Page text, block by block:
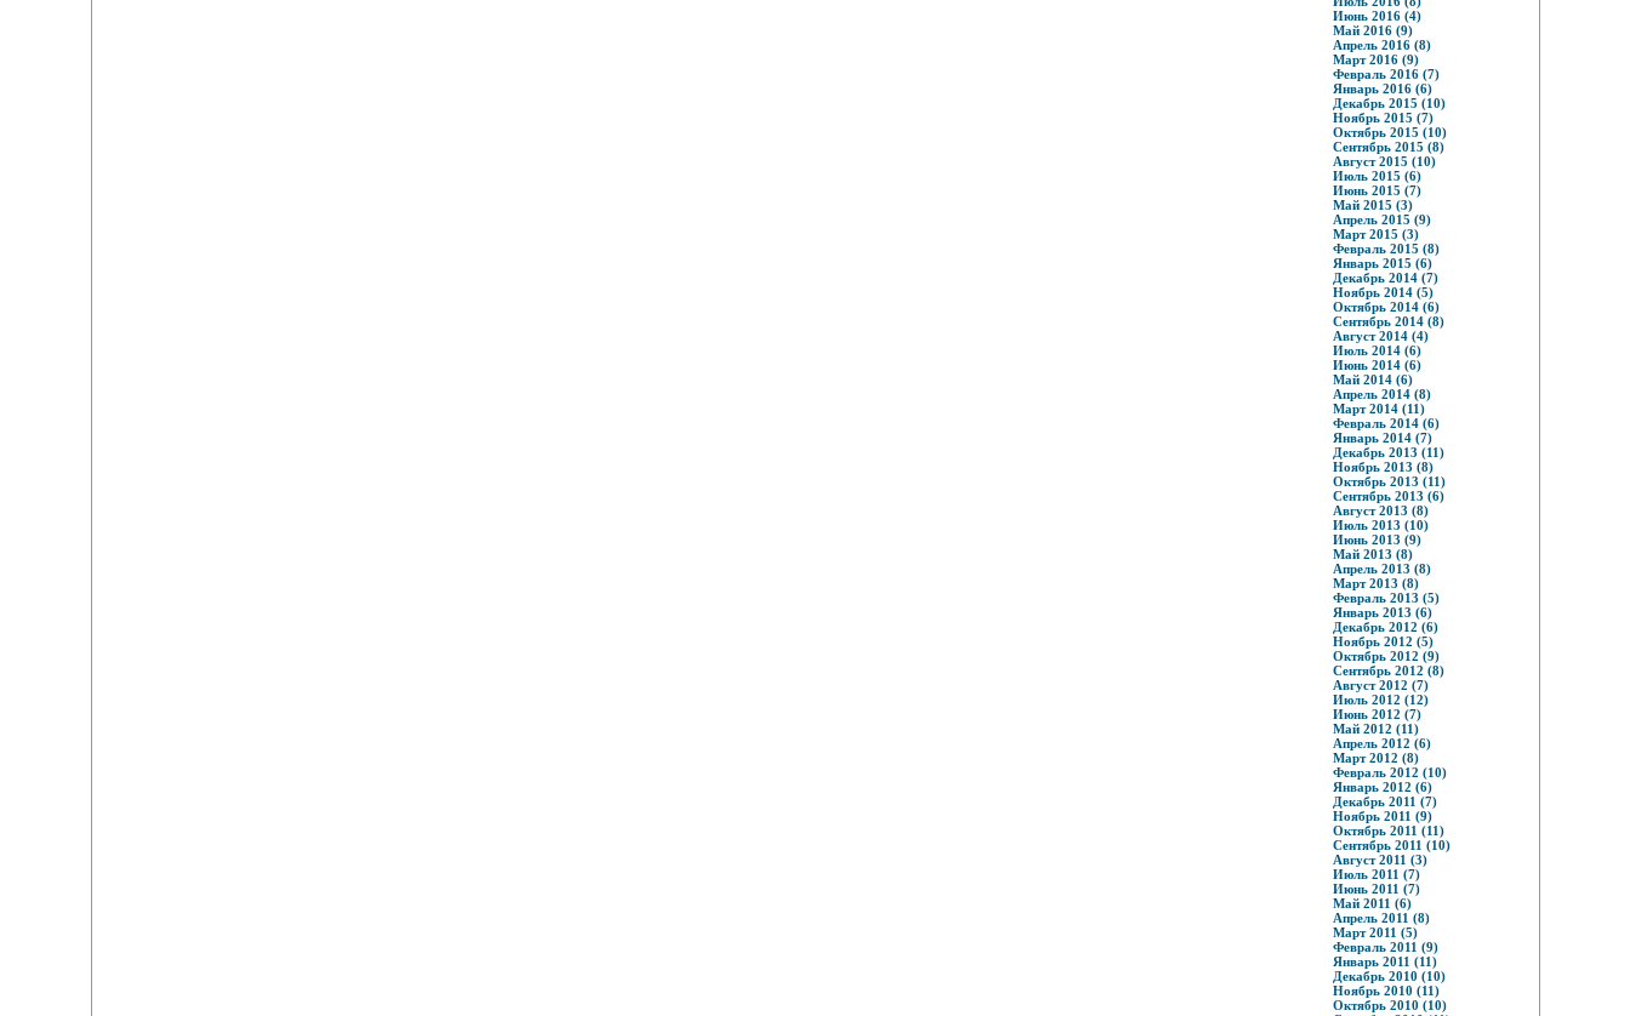
Июнь 2016 (4)
Май 2016 (9)
Апрель 2016 (8)
Март 2016 (9)
Февраль 2016 (7)
Январь 2016 (6)
Декабрь 2015 (10)
Ноябрь 2015 (7)
Октябрь 2015 (10)
Сентябрь 2015 (8)
Август 2015 (10)
Июль 2015 (6)
Июнь 2015 (7)
Май 2015 (3)
Апрель 2015 (9)
Март 2015 (3)
Февраль 2015 (8)
Январь 2015 (6)
Декабрь 2014 (7)
Ноябрь 2014 (5)
Октябрь 2014 (6)
Сентябрь 2014 (8)
Август 2014 (4)
Июль 2014 (6)
Июнь 2014 (6)
Май 2014 (6)
Апрель 2014 (8)
Март 2014 (11)
Февраль 2014 (6)
Январь 2014 (7)
Декабрь 2013 (11)
Ноябрь 2013 (8)
Октябрь 2013 (11)
Сентябрь 2013 (6)
Август 2013 (8)
Июль 2013 (10)
Июнь 2013 (9)
Май 2013 (8)
Апрель 2013 (8)
Март 2013 (8)
Февраль 2013 (5)
Январь 2013 (6)
Декабрь 2012 (6)
Ноябрь 2012 (5)
Октябрь 2012 (9)
Сентябрь 2012 (8)
Август 2012 (7)
Июль 2012 (12)
Июнь 2012 (7)
Май 2012 (11)
Апрель 2012 (6)
Март 2012 (8)
Февраль 2012 (10)
Январь 2012 (6)
Декабрь 2011 (7)
Ноябрь 2011 (9)
Октябрь 2011 (11)
Сентябрь 2011 (10)
Август 2011 (3)
Июль 2011 (7)
Июнь 2011 (7)
Май 2011 (6)
Апрель 2011 (8)
Март 2011 (5)
Февраль 2011 (9)
Январь 2011 (11)
Декабрь 2010 (10)
Ноябрь 2010 (11)
Октябрь 2010 (10)